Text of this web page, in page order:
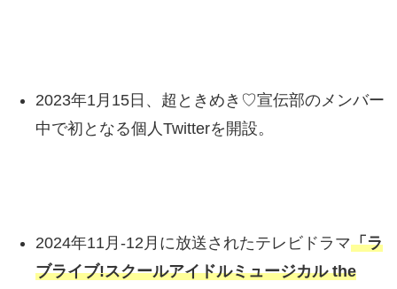
2023年1月15日、超ときめき♡宣伝部のメンバー
中で初となる個人Twitterを開設。
2024年11月-12月に放送されたテレビドラマ「ラ
ブライブ!スクールアイドルミュージカル the